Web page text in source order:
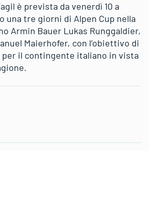
è prevista da venerdì 10 a
una tre giorni di Alpen Cup nella
Armin Bauer Lukas Runggaldier,
Maierhofer, con l’obiettivo di
il contingente italiano in vista